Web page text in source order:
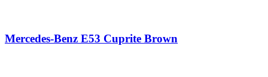
Mercedes-Benz E53 Cuprite Brown